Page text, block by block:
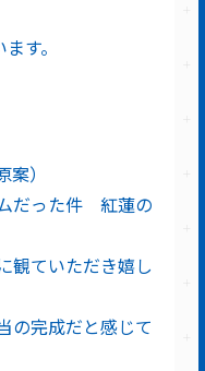
す。
）
だった件 紅蓮の
観ていただき嬉し
の完成だと感じて